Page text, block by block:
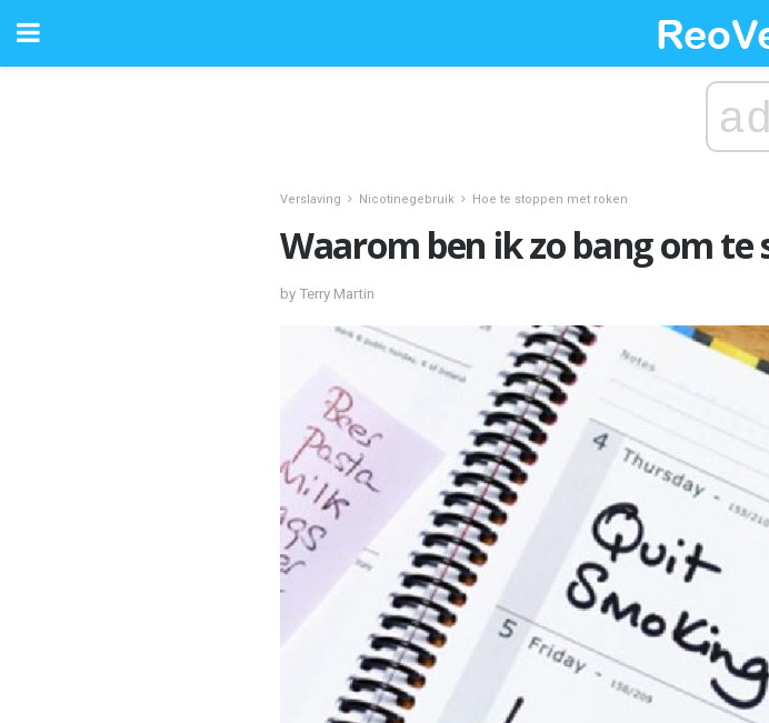
ad
Verslaving Nicotinegebruik Hoe te stoppen met roken
Waarom ben ik zo bang om
by Terry Martin